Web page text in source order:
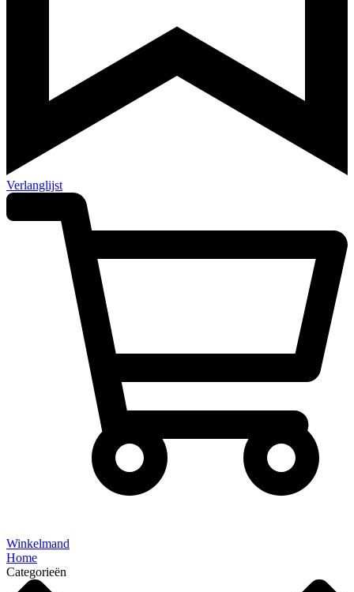
Verlanglijst
Winkelmand
Home
Categorieën